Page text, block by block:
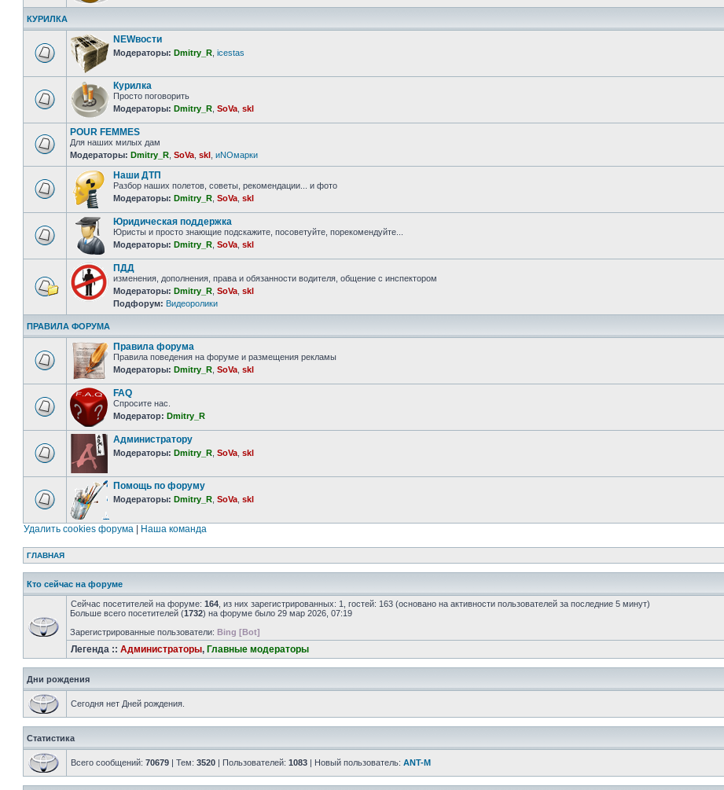
КУРИЛКА
NEWвости
Модераторы: Dmitry_R icestas
Курилка
Просто поговорить
Модераторы: Dmitry_R SoVa skl
POUR FEMMES
Для наших милых дам
Модераторы: Dmitry_R SoVa skl иNOмарки
Наши ДТП
Разбор наших полетов, советы, рекомендации... и фото
Модераторы: Dmitry_R SoVa skl
Юридическая поддержка
Юристы и просто знающие подскажите, посоветуйте, порекомендуйте...
Модераторы: Dmitry_R SoVa skl
ПДД
изменения, дополнения, права и обязанности водителя, общение с инспектором
Модераторы: Dmitry_R SoVa skl
Подфорум: Видеоролики
ПРАВИЛА ФОРУМА
Правила форума
Правила поведения на форуме и размещения рекламы
Модераторы: Dmitry_R SoVa skl
FAQ
Спросите нас.
Модератор: Dmitry_R
Администратору
Модераторы: Dmitry_R SoVa skl
Помощь по форуму
Модераторы: Dmitry_R SoVa skl
Удалить cookies форума Наша команда
ГЛАВНАЯ
Кто сейчас на форуме
Сейчас посетителей на форуме: 164 , из них зарегистрированных: 1, гостей: 163 (основано на активности пользователей за последние 5 минут)
Больше всего посетителей (1732) на форуме было 29 мар 2026, 07:19
Зарегистрированные пользователи: Bing [Bot]
Легенда :: Администраторы, Главные модераторы
Дни рождения
Сегодня нет Дней рождения.
Статистика
Всего сообщений: 70679 | Тем: 3520 | Пользователей: 1083 | Новый пользователь: ANT-M